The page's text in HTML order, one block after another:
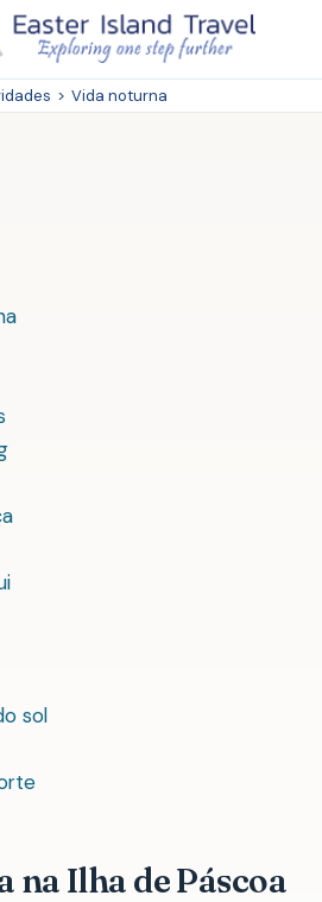
> Vida noturna
sol
na Ilha de Páscoa